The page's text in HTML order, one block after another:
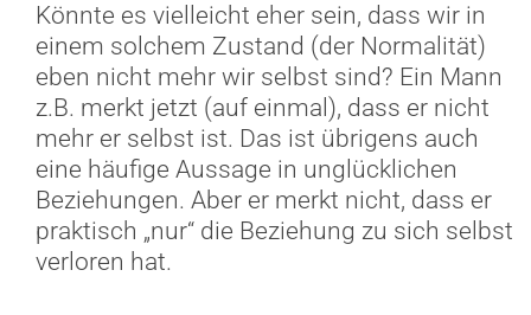
Könnte es vielleicht eher sein, dass wir in
einem solchem Zustand (der Normalität)
eben nicht mehr wir selbst sind? Ein Mann
z.B. merkt jetzt (auf einmal), dass er nicht
mehr er selbst ist. Das ist übrigens auch
eine häufige Aussage in unglücklichen
Beziehungen. Aber er merkt nicht, dass er
praktisch „nur“ die Beziehung zu sich selbst
verloren hat.